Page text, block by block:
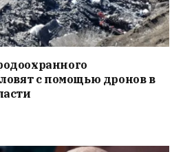
с помощью дронов в